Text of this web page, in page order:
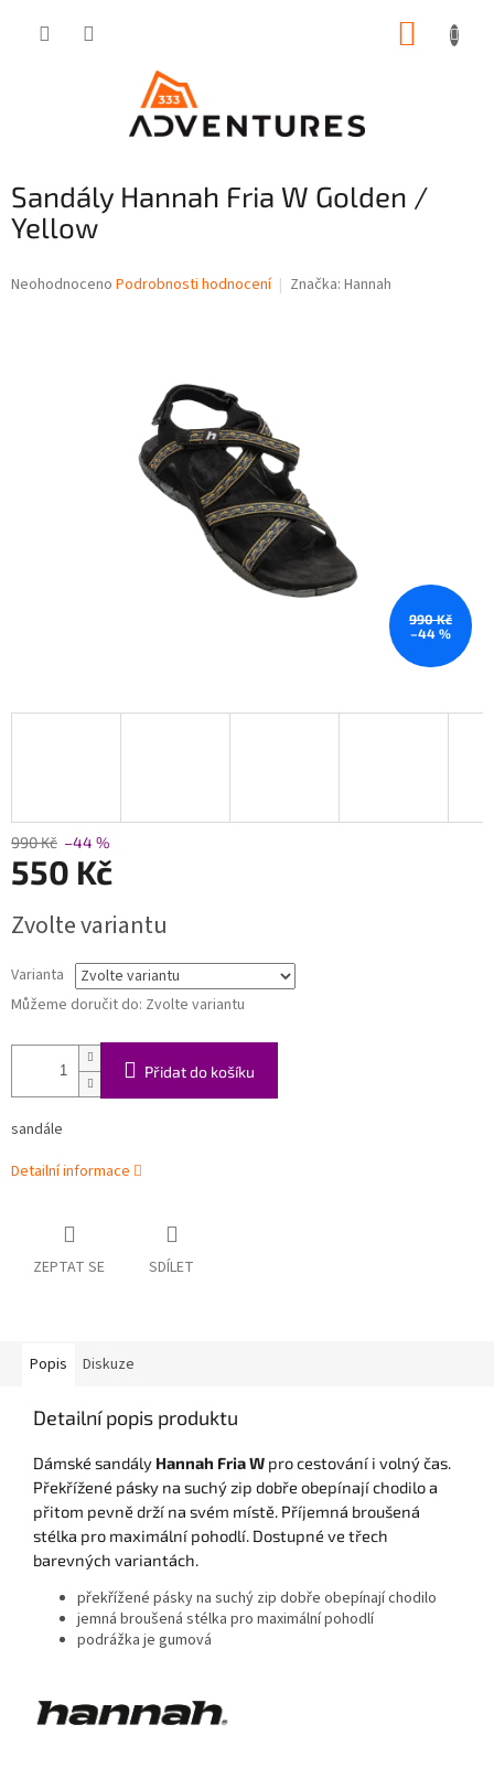
Sandály Hannah Fria W Golden /
Yellow
Průměrné
Neohodnoceno Podrobnosti hodnocení Značka: Hannah
990 Kč
–44 %
990 Kč –44 %
550 Kč
cena:
Zvolte variantu
Varianta
Můžeme doručit do: Zvolte variantu
Přidat do košíku
sandále
Detailní informace
ZEPTAT SE SDÍLET
Popis Diskuze
Detailní popis produktu
Dámské sandály Hannah Fria W pro cestování i volný čas.
Překřížené pásky na suchý zip dobře obepínají chodilo a
přitom pevně drží na svém místě. Příjemná broušená
stélka pro maximální pohodlí. Dostupné ve třech
barevných variantách.
překřížené pásky na suchý zip dobře obepínají chodilo
jemná broušená stélka pro maximální pohodlí
podrážka je gumová